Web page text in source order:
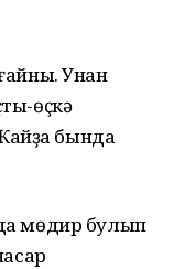
Унан
ɵҫкə
бында
мɵдир булып